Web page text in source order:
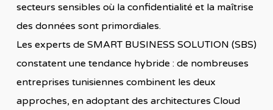
secteurs sensibles où la confidentialité et la maîtrise
des données sont primordiales.
Les experts de SMART BUSINESS SOLUTION (SBS)
constatent une tendance hybride : de nombreuses
entreprises tunisiennes combinent les deux
approches, en adoptant des architectures Cloud